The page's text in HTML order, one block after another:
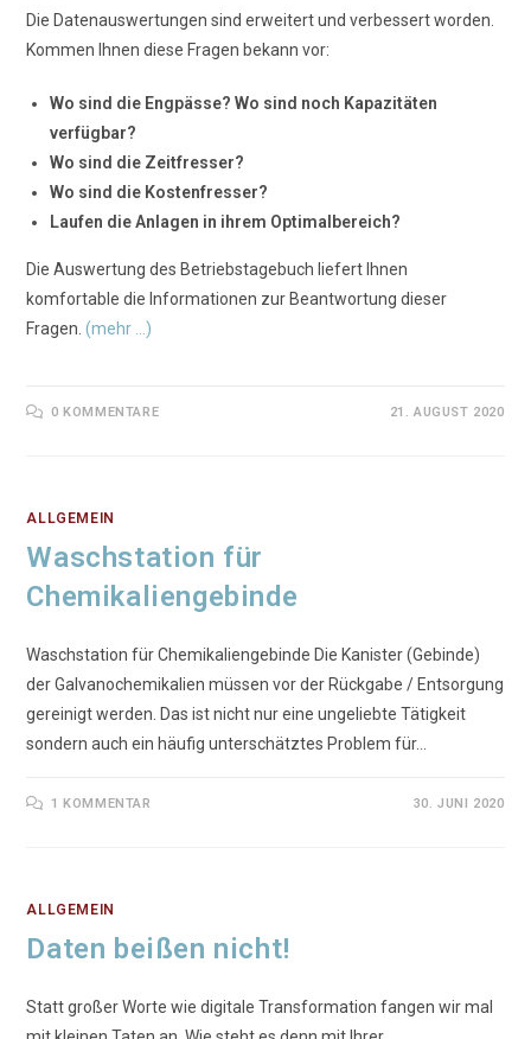
Die Datenauswertungen sind erweitert und verbessert worden.
Kommen Ihnen diese Fragen bekann vor:
Wo sind die Engpässe? Wo sind noch Kapazitäten
verfügbar?
Wo sind die Zeitfresser?
Wo sind die Kostenfresser?
Laufen die Anlagen in ihrem Optimalbereich?
Die Auswertung des Betriebstagebuch liefert Ihnen
komfortable die Informationen zur Beantwortung dieser
Fragen.(mehr …)
0 KOMMENTARE 21. AUGUST 2020
ALLGEMEIN
Waschstation für
Chemikaliengebinde
Waschstation für Chemikaliengebinde Die Kanister (Gebinde)
der Galvanochemikalien müssen vor der Rückgabe / Entsorgung
gereinigt werden. Das ist nicht nur eine ungeliebte Tätigkeit
sondern auch ein häufig unterschätztes Problem für…
1 KOMMENTAR 30. JUNI 2020
ALLGEMEIN
Daten beißen nicht!
Statt großer Worte wie digitale Transformation fangen wir mal